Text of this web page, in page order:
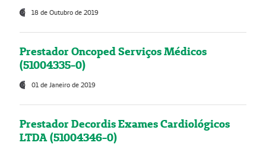
18 de Outubro de 2019
Prestador Oncoped Serviços Médicos
(51004335-0)
01 de Janeiro de 2019
Prestador Decordis Exames Cardiológicos
LTDA (51004346-0)